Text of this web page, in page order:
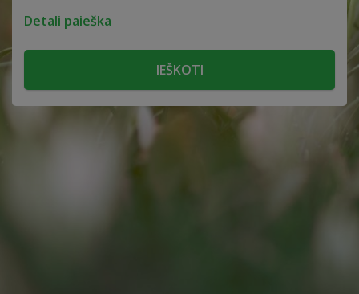
Detali paieška